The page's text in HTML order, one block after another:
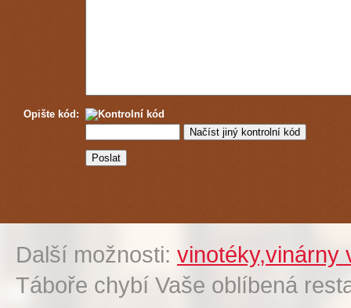
Opište kód:
Další možnosti: vinotéky,vinárny
Táboře chybí Vaše oblíbená